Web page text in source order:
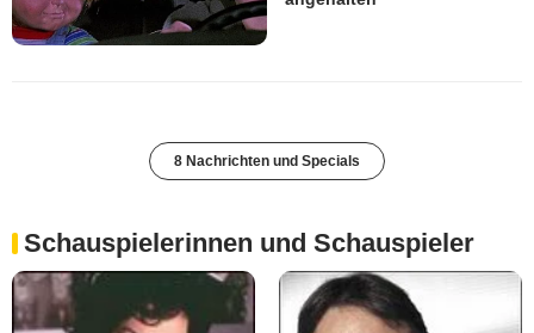
8 Nachrichten und Specials
Schauspielerinnen und Schauspieler